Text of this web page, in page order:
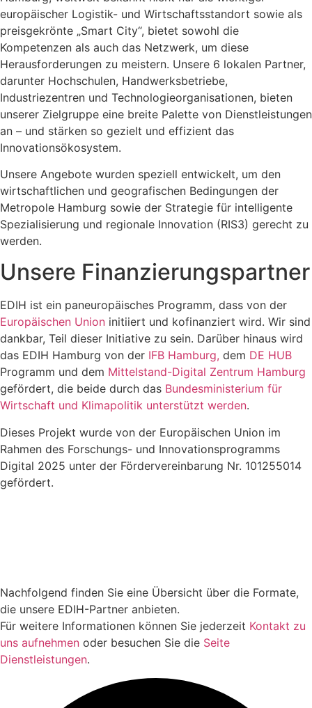
europäischer Logistik- und Wirtschaftsstandort sowie als
preisgekrönte „Smart City“, bietet sowohl die
Kompetenzen als auch das Netzwerk, um diese
Herausforderungen zu meistern. Unsere 6 lokalen Partner,
darunter Hochschulen, Handwerksbetriebe,
Industriezentren und Technologieorganisationen, bieten
unserer Zielgruppe eine breite Palette von Dienstleistungen
an – und stärken so gezielt und effizient das
Innovationsökosystem.
Unsere Angebote wurden speziell entwickelt, um den
wirtschaftlichen und geografischen Bedingungen der
Metropole Hamburg sowie der Strategie für intelligente
Spezialisierung und regionale Innovation (RIS3) gerecht zu
werden.
Unsere Finanzierungspartner
EDIH ist ein paneuropäisches Programm, dass von der
Europäischen Union initiiert und kofinanziert wird. Wir sind
dankbar, Teil dieser Initiative zu sein. Darüber hinaus wird
das EDIH Hamburg von der IFB Hamburg, dem DE HUB
Programm und dem Mittelstand-Digital Zentrum Hamburg
gefördert, die beide durch das Bundesministerium für
Wirtschaft und Klimapolitik unterstützt werden.
Dieses Projekt wurde von der Europäischen Union im
Rahmen des Forschungs- und Innovationsprogramms
Digital 2025 unter der Fördervereinbarung Nr. 101255014
gefördert.
Nachfolgend finden Sie eine Übersicht über die Formate,
die unsere EDIH-Partner anbieten.
Für weitere Informationen können Sie jederzeit Kontakt zu
uns aufnehmen oder besuchen Sie die Seite
Dienstleistungen.